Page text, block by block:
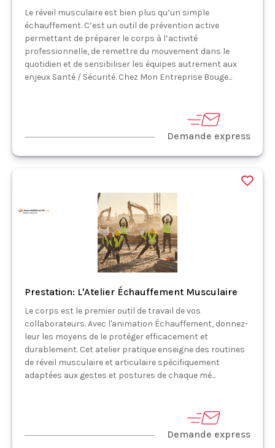
Le réveil musculaire est bien plus qu’un simple
échauffement. C’est un outil de prévention active
permettant de préparer le corps à l’activité
professionnelle, de remettre du mouvement dans le
quotidien et de sensibiliser les équipes autrement aux
enjeux Santé / Sécurité. Chez Mon Entreprise Bouge...
Demande express
Prestation: L'Atelier Échauffement Musculaire
Le corps est le premier outil de travail de vos
collaborateurs. Avec l'animation Échauffement, donnez-
leur les moyens de le protéger efficacement et
durablement. Cet atelier pratique enseigne des routines
de réveil musculaire et articulaire spécifiquement
adaptées aux gestes et postures de chaque mé...
Demande express